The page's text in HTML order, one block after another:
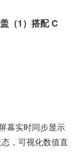
（1）搭配 C
幕实时同步显示
，可视化数值直